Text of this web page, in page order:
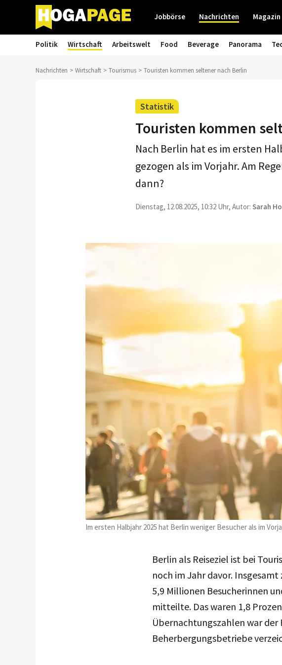
Jobbörse Nachrichten Magazin
Politik Wirtschaft Arbeitswelt Food Beverage Panorama
Nachrichten Wirtschaft Tourismus Touristen kommen seltener nach Berlin
Statistik
Touristen kommen
Im ersten Halbjahr 2025 hat Berlin weniger Besucher als im
Nach Berlin hat es im ersten
gezogen als im Vorjahr. Am
dann?
Dienstag, 12.08.2025, 10:32 Uhr, Autor: Sarah
Berlin als Reiseziel ist bei
noch im Jahr davor. Insgesamt
5,9 Millionen Besucherinnen
mitteilte. Das waren 1,8
Übernachtungszahlen war
Beherbergungsbetriebe